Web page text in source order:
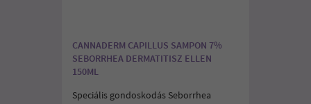
CANNADERM CAPILLUS SAMPON 7%
SEBORRHEA DERMATITISZ ELLEN
150ML
Speciális gondoskodás Seborrhea